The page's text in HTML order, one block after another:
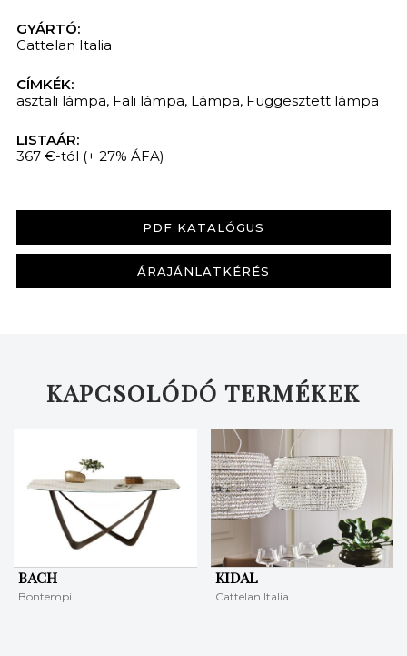
GYÁRTÓ:
Cattelan Italia
CÍMKÉK:
asztali lámpa, Fali lámpa, Lámpa, Függesztett lámpa
LISTAÁR:
367 €-tól (+ 27% ÁFA)
PDF KATALÓGUS
ÁRAJÁNLATKÉRÉS
KAPCSOLÓDÓ TERMÉKEK
BACH
Bontempi
KIDAL
Cattelan Italia